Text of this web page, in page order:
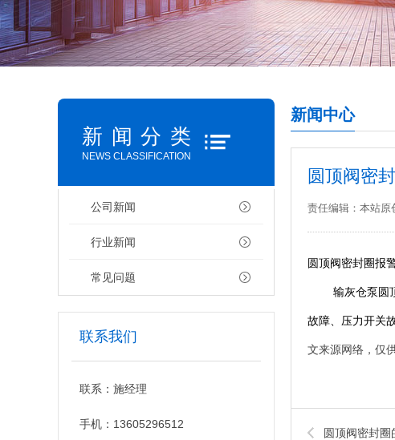
新闻分类
NEWS CLASSIFICATION
公司新闻
行业新闻
常见问题
联系我们
联系：施经理
手机：13605296512
新闻中心
圆顶阀密
责任编辑：本站原
圆顶阀密封圈报
输灰仓泵圆顶
故障、压力开关
文来源网络，仅
圆顶阀密封圈